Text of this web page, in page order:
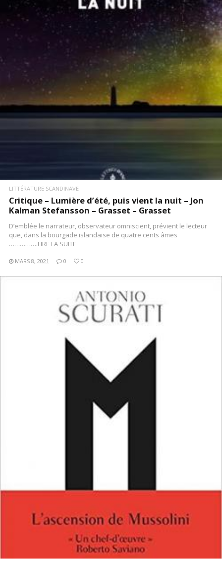
LIRE LA SUITE
LITTÉRATURE SCANDINAVE
Critique – Lumière d’été, puis vient la nuit – Jon
Kalman Stefansson – Grasset – Grasset
D’emblée le narrateur, observateur omniscient, prévient le lecteur
que, dans la bourgade islandaise de quatre cents âmes
…………….LIRE LA SUITE
MARS 8, 2021 0 0